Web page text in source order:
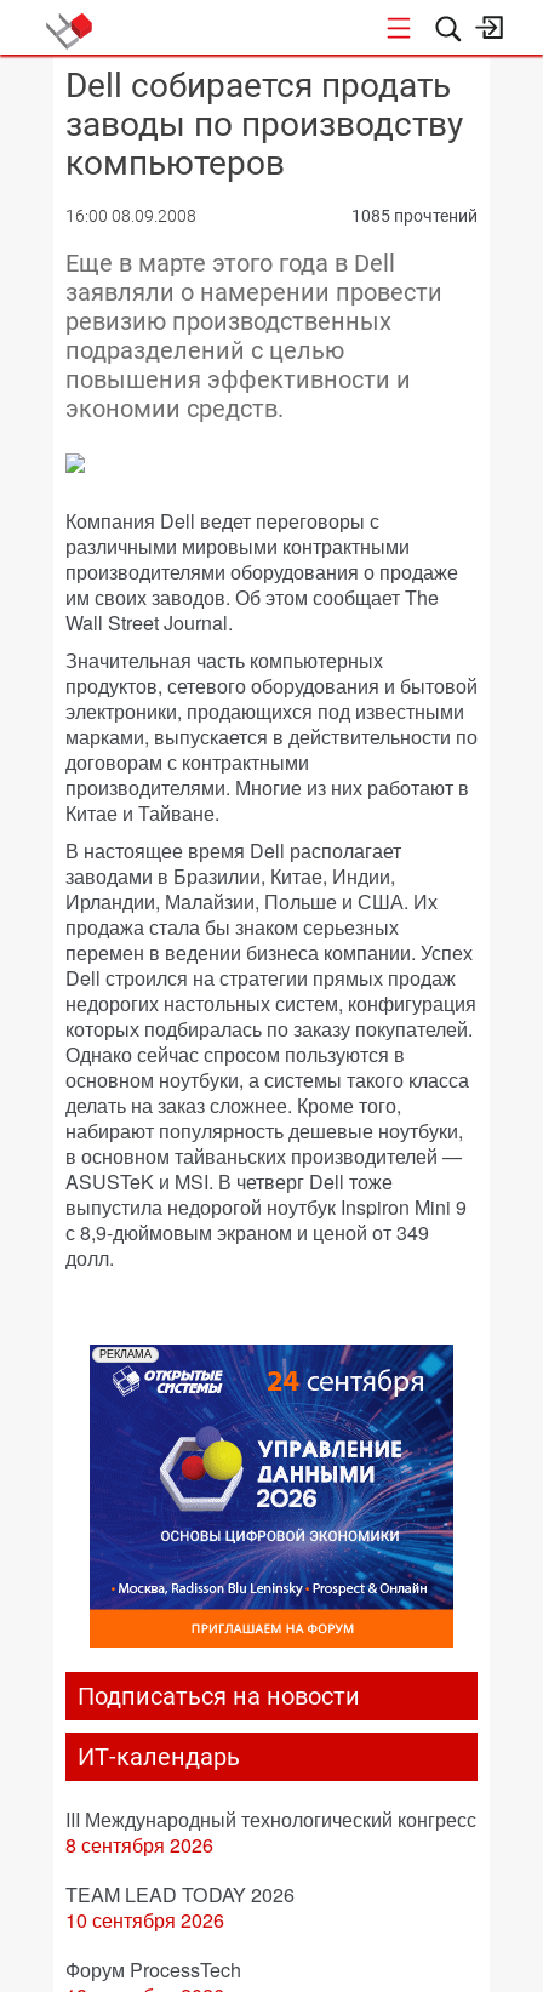
КОНФЕРЕНЦИИ
Dell собирается продать
заводы по производству
компьютеров
16:00 08.09.2008 1085 прочтений
Еще в марте этого года в Dell
заявляли о намерении провести
ревизию производственных
подразделений с целью
повышения эффективности и
экономии средств.
Компания Dell ведет переговоры с
различными мировыми контрактными
производителями оборудования о продаже
им своих заводов. Об этом сообщает The
Wall Street Journal.
Значительная часть компьютерных
продуктов, сетевого оборудования и бытовой
электроники, продающихся под известными
марками, выпускается в действительности по
договорам с контрактными
производителями. Многие из них работают в
Китае и Тайване.
В настоящее время Dell располагает
заводами в Бразилии, Китае, Индии,
Ирландии, Малайзии, Польше и США. Их
продажа стала бы знаком серьезных
перемен в ведении бизнеса компании. Успех
Dell строился на стратегии прямых продаж
недорогих настольных систем, конфигурация
которых подбиралась по заказу покупателей.
Однако сейчас спросом пользуются в
основном ноутбуки, а системы такого класса
делать на заказ сложнее. Кроме того,
набирают популярность дешевые ноутбуки,
в основном тайваньских производителей —
ASUSTeK и MSI. В четверг Dell тоже
выпустила недорогой ноутбук Inspiron Mini 9
с 8,9-дюймовым экраном и ценой от 349
долл.
РЕКЛАМА
Подписаться на новости
ИТ-календарь
III Международный технологический конгресс
8 сентября 2026
TEAM LEAD TODAY 2026
10 сентября 2026
Форум ProcessTech